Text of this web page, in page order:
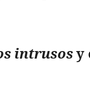
intrusosy